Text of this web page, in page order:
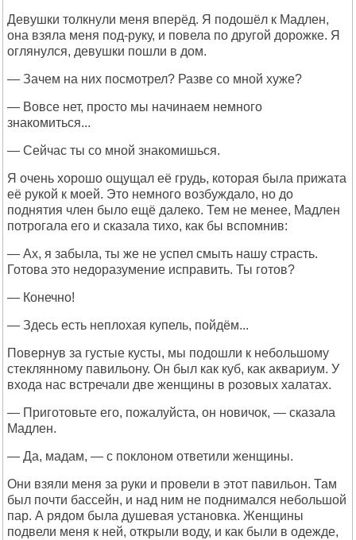
Девушки толкнули меня вперёд. Я подошёл к Мадлен,
она взяла меня под-руку, и повела по другой дорожке. Я
оглянулся, девушки пошли в дом.
— Зачем на них посмотрел? Разве со мной хуже?
— Вовсе нет, просто мы начинаем немного
знакомиться...
— Сейчас ты со мной знакомишься.
Я очень хорошо ощущал её грудь, которая была прижата
её рукой к моей. Это немного возбуждало, но до
поднятия член было ещё далеко. Тем не менее, Мадлен
потрогала его и сказала тихо, как бы вспомнив:
— Ах, я забыла, ты же не успел смыть нашу страсть.
Готова это недоразумение исправить. Ты готов?
— Конечно!
— Здесь есть неплохая купель, пойдём...
Повернув за густые кусты, мы подошли к небольшому
стеклянному павильону. Он был как куб, как аквариум. У
входа нас встречали две женщины в розовых халатах.
— Приготовьте его, пожалуйста, он новичок, — сказала
Мадлен.
— Да, мадам, — с поклоном ответили женщины.
Они взяли меня за руки и провели в этот павильон. Там
был почти бассейн, и над ним не поднимался небольшой
пар. А рядом была душевая установка. Женщины
подвели меня к ней, открыли воду, и как были в одежде,